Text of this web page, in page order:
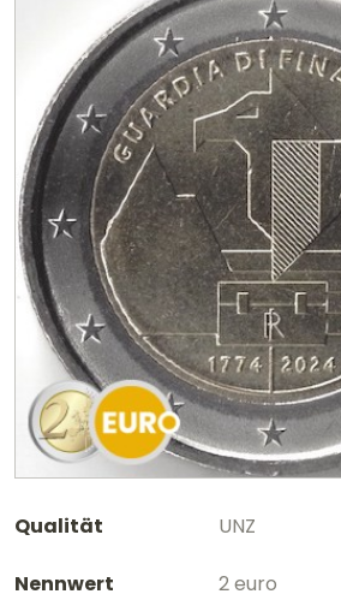
Qualität UNZ
Nennwert 2 euro